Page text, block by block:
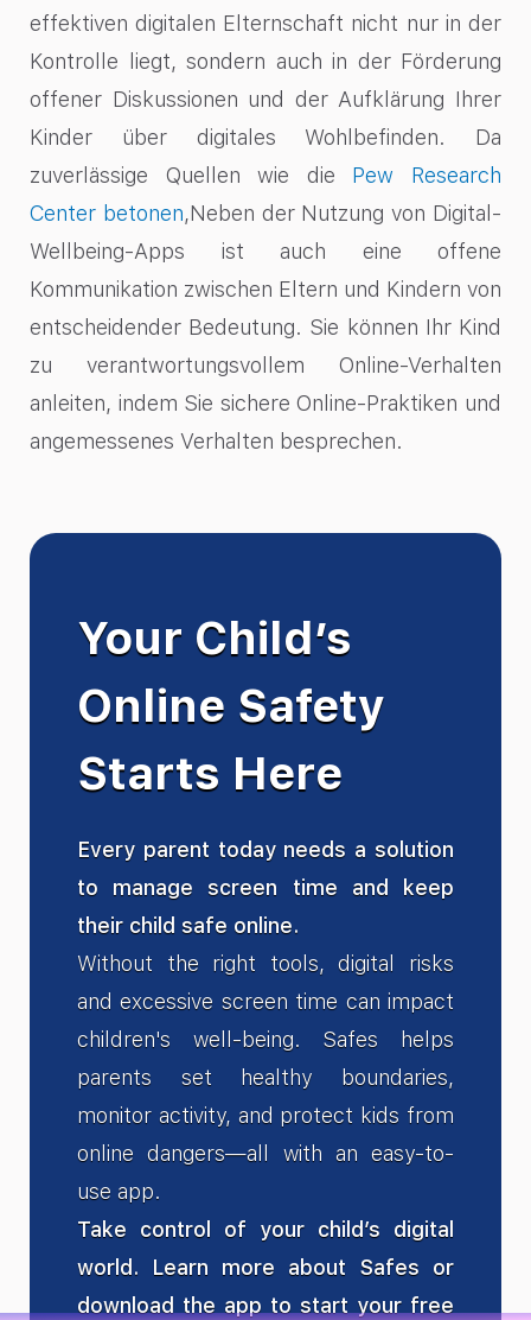
effektiven digitalen Elternschaft nicht nur in der
Kontrolle liegt, sondern auch in der Förderung
offener Diskussionen und der Aufklärung Ihrer
Kinder über digitales Wohlbefinden. Da
zuverlässige Quellen wie die Pew Research
Center betonen,Neben der Nutzung von Digital-
Wellbeing-Apps ist auch eine offene
Kommunikation zwischen Eltern und Kindern von
entscheidender Bedeutung. Sie können Ihr Kind
zu verantwortungsvollem Online-Verhalten
anleiten, indem Sie sichere Online-Praktiken und
angemessenes Verhalten besprechen.
Your Child’s
Online Safety
Starts Here
Every parent today needs a solution
to manage screen time and keep
their child safe online.
Without the right tools, digital risks
and excessive screen time can impact
children's well-being. Safes helps
parents set healthy boundaries,
monitor activity, and protect kids from
online dangers—all with an easy-to-
use app.
Take control of your child’s digital
world. Learn more about Safes or
download the app to start your free